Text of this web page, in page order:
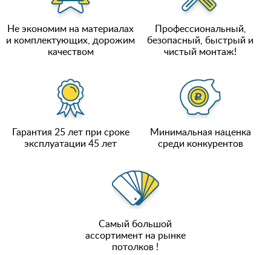
Не экономим на материалах
и комплектующих, дорожим
качеством
Профессиональный,
безопасный, быстрый и
чистый монтаж!
Гарантия 25 лет при сроке
эксплуатации 45 лет
Минимальная наценка
среди конкурентов
Самый большой
ассортимент на рынке
потолков !